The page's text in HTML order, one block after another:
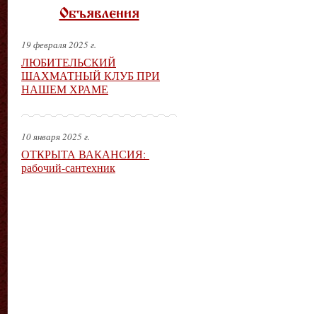
Объявления
19 февраля 2025 г.
ЛЮБИТЕЛЬСКИЙ
ШАХМАТНЫЙ КЛУБ ПРИ
НАШЕМ ХРАМЕ
10 января 2025 г.
ОТКРЫТА ВАКАНСИЯ:
рабочий-сантехник